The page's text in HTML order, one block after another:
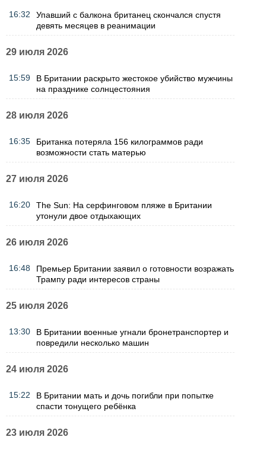
16:32
Упавший с балкона британец скончался спустя
девять месяцев в реанимации
29 июля 2026
15:59
В Британии раскрыто жестокое убийство мужчины
на празднике солнцестояния
28 июля 2026
16:35
Британка потеряла 156 килограммов ради
возможности стать матерью
27 июля 2026
16:20
The Sun: На серфинговом пляже в Британии
утонули двое отдыхающих
26 июля 2026
16:48
Премьер Британии заявил о готовности возражать
Трампу ради интересов страны
25 июля 2026
13:30
В Британии военные угнали бронетранспортер и
повредили несколько машин
24 июля 2026
15:22
В Британии мать и дочь погибли при попытке
спасти тонущего ребёнка
23 июля 2026